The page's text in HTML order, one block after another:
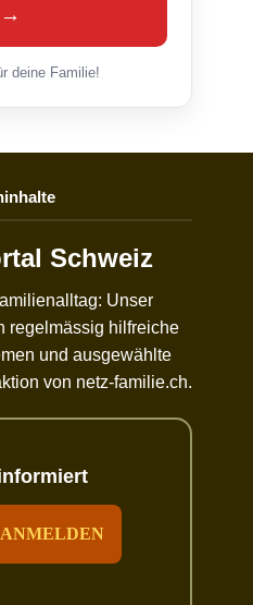
→
deine Familie!
Schweiz
Unser
regelmässig hilfreiche
und ausgewählte
von netz-familie.ch.